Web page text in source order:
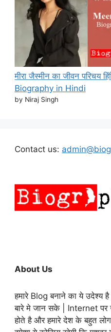
मीरा जैस्मीन का जीवन परिचय
Biography in Hindi
by Niraj Singh
Contact us:
About Us
हमारे Blog बनाने का ये उदेश्य
बारे मे जान सके | Internet पर
होते है और हमारे देश के बहुत